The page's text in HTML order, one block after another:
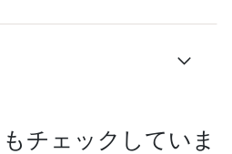
チェックしていま